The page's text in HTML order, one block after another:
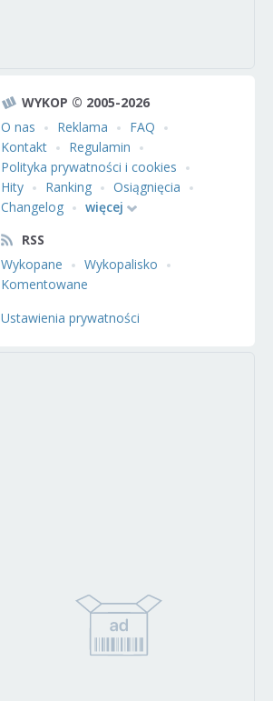
WYKOP © 2005-2026
O nas
Reklama
FAQ
Kontakt
Regulamin
Polityka prywatności i cookies
Hity
Ranking
Osiągnięcia
Changelog
więcej
RSS
Wykopane
Wykopalisko
Komentowane
Ustawienia prywatności